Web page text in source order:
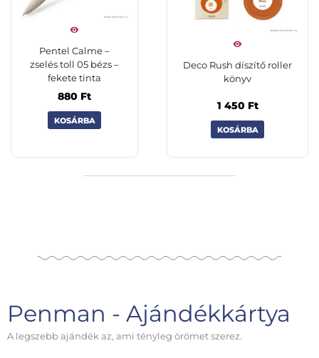
Pentel Calme –
zselés toll 05 bézs –
fekete tinta
880 Ft
KOSÁRBA
Deco Rush díszítő roller
könyv
1 450 Ft
KOSÁRBA
Penman - Ajándékkártya
A legszebb ajándék az, ami tényleg örömet szerez.